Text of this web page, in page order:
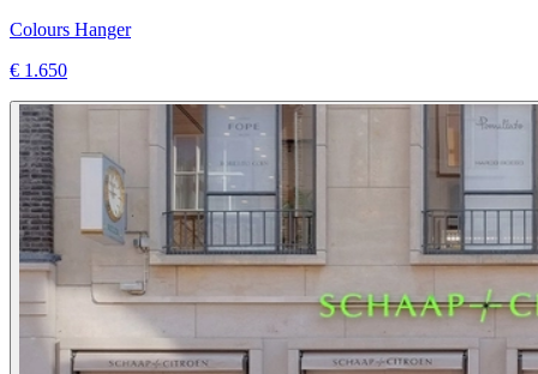
Colours Hanger
€ 1.650